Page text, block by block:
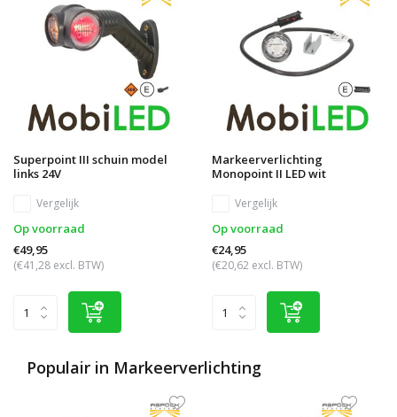
Superpoint III schuin model
links 24V
Vergelijk
Op voorraad
€49,95
(€41,28 excl. BTW)
Markeerverlichting
Monopoint II LED wit
Vergelijk
Op voorraad
€24,95
(€20,62 excl. BTW)
Populair in Markeerverlichting